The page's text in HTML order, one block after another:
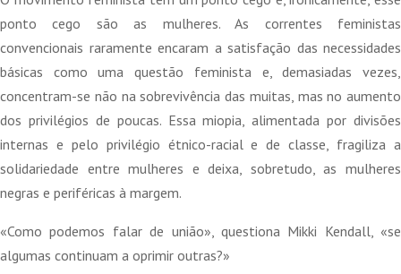
era:
20,14 €.
é:
18,13 €.
ponto cego são as mulheres. As correntes feministas
convencionais raramente encaram a satisfação das necessidades
básicas como uma questão feminista e, demasiadas vezes,
concentram-se não na sobrevivência das muitas, mas no aumento
dos privilégios de poucas. Essa miopia, alimentada por divisões
internas e pelo privilégio étnico-racial e de classe, fragiliza a
solidariedade entre mulheres e deixa, sobretudo, as mulheres
negras e periféricas à margem.
«Como podemos falar de união», questiona Mikki Kendall, «se
algumas continuam a oprimir outras?»